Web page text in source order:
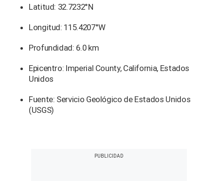
Latitud: 32.7232°N
Longitud: 115.4207°W
Profundidad: 6.0 km
Epicentro: Imperial County, California, Estados
Unidos
Fuente: Servicio Geológico de Estados Unidos
(USGS)